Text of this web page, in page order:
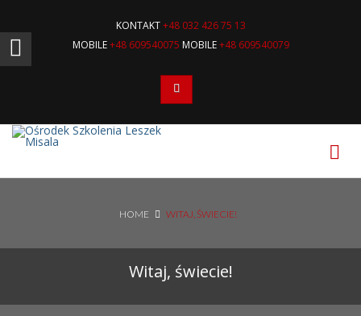
Szukaj
KONTAKT+48 032 426 75 13
MOBILE+48 609540075 MOBILE+48 609540079
HOME WITAJ, ŚWIECIE!
Witaj, świecie!